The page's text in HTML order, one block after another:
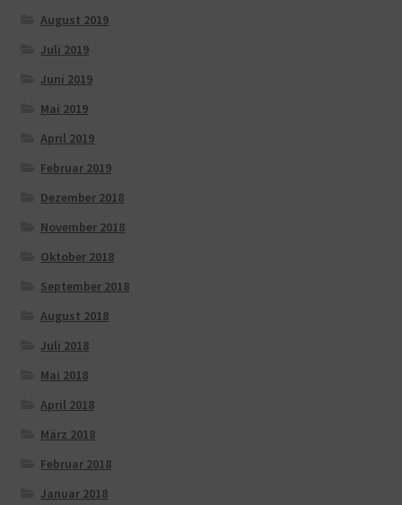
August 2019
Juli 2019
Juni 2019
Mai 2019
April 2019
Februar 2019
Dezember 2018
November 2018
Oktober 2018
September 2018
August 2018
Juli 2018
Mai 2018
April 2018
März 2018
Februar 2018
Januar 2018